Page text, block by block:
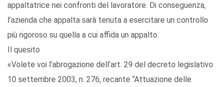
appaltatrice nei confronti del lavoratore. Di conseguenza,
l’azienda che appalta sarà tenuta a esercitare un controllo
più rigoroso su quella a cui affida un appalto.
Il quesito
«Volete voi l’abrogazione dell’art. 29 del decreto legislativo
10 settembre 2003, n. 276, recante “Attuazione delle